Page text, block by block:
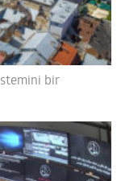
bir